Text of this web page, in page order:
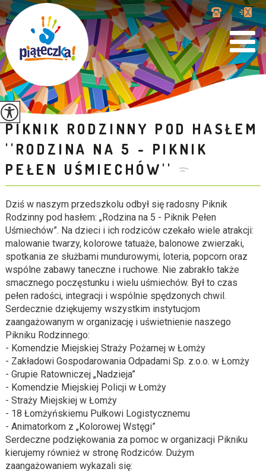
PIKNIK RODZINNY POD HASŁEM
''RODZINA NA 5 - PIKNIK
PEŁEN UŚMIECHÓW''
Dziś w naszym przedszkolu odbył się radosny Piknik
Rodzinny pod hasłem: „Rodzina na 5 - Piknik Pełen
Uśmiechów”. Na dzieci i ich rodziców czekało wiele atrakcji:
malowanie twarzy, kolorowe tatuaże, balonowe zwierzaki,
spotkania ze służbami mundurowymi, loteria, popcorn oraz
wspólne zabawy taneczne i ruchowe. Nie zabrakło także
smacznego poczęstunku i wielu uśmiechów. Był to czas
pełen radości, integracji i wspólnie spędzonych chwil.
Serdecznie dziękujemy wszystkim instytucjom
zaangażowanym w organizację i uświetnienie naszego
Pikniku Rodzinnego:
- Komendzie Miejskiej Straży Pożarnej w Łomży
- Zakładowi Gospodarowania Odpadami Sp. z.o.o. w Łomży
- Grupie Ratowniczej „Nadzieja”
- Komendzie Miejskiej Policji w Łomży
- Straży Miejskiej w Łomży
- 18 Łomżyńskiemu Pułkowi Logistycznemu
- Animatorkom z „Kolorowej Wstęgi”
Serdeczne podziękowania za pomoc w organizacji Pikniku
kierujemy również w stronę Rodziców. Dużym
zaangażowaniem wykazali się: